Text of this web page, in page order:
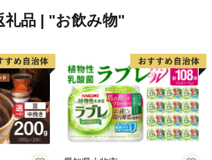
礼品 | "お飲み物"